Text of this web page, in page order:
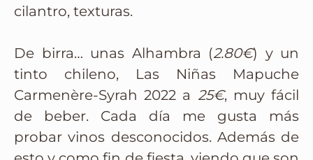
cilantro, texturas.
De birra… unas Alhambra (2.80€) y un
tinto chileno, Las Niñas Mapuche
Carmenère-Syrah 2022 a 25€, muy fácil
de beber. Cada día me gusta más
probar vinos desconocidos. Además de